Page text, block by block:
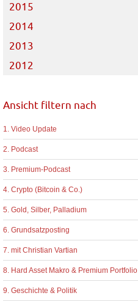
2015
2014
2013
2012
Ansicht filtern nach
1. Video Update
2. Podcast
3. Premium-Podcast
4. Crypto (Bitcoin & Co.)
5. Gold, Silber, Palladium
6. Grundsatzposting
7. mit Christian Vartian
8. Hard Asset Makro & Premium Portfolio
9. Geschichte & Politik